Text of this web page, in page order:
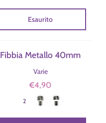
Esaurito
Fibbia Metallo 40mm
Varie
€4,90
Colore
2
Nikel